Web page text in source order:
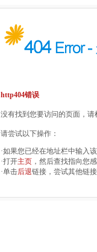
http404错误
没有找到您要访问的页面，
请尝试以下操作：
·如果您已经在地址栏中输入
·打开主页 ，然后查找指向您
·单击后退链接，尝试其他链